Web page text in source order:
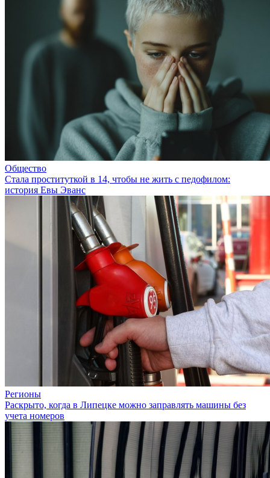
Общество
Стала проституткой в 14, чтобы не жить с педофилом:
история Евы Эванс
Регионы
Раскрыто, когда в Липецке можно заправлять машины без
учета номеров